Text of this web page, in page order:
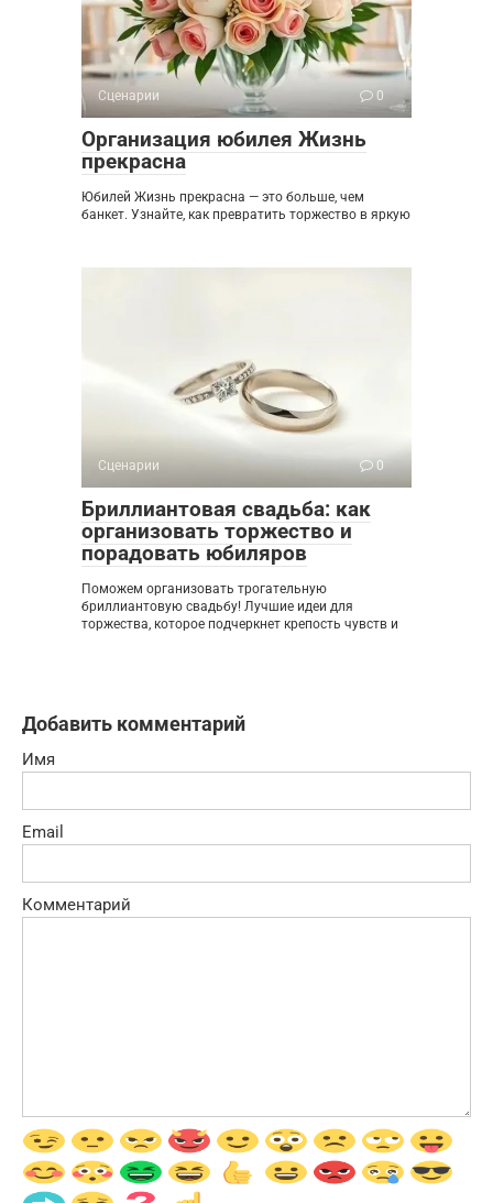
Сценарии 0
Организация юбилея Жизнь
прекрасна
Юбилей Жизнь прекрасна — это больше, чем
банкет. Узнайте, как превратить торжество в яркую
Сценарии 0
Бриллиантовая свадьба: как
организовать торжество и
порадовать юбиляров
Поможем организовать трогательную
бриллиантовую свадьбу! Лучшие идеи для
торжества, которое подчеркнет крепость чувств и
Добавить комментарий
Имя
Email
Комментарий